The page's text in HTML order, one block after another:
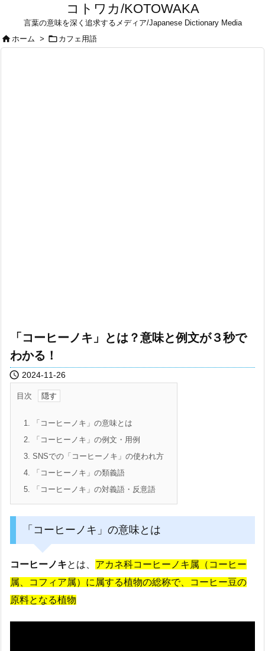
コトワカ/KOTOWAKA
言葉の意味を深く追求するメディア/Japanese Dictionary Media
ホーム >  カフェ用語
「コーヒーノキ」とは？意味と例文が３秒で
わかる！
 2024-11-26
目次
1. 「コーヒーノキ」の意味とは
2. 「コーヒーノキ」の例文・用例
3. SNSでの「コーヒーノキ」の使われ方
4. 「コーヒーノキ」の類義語
5. 「コーヒーノキ」の対義語・反意語
「コーヒーノキ」の意味とは
コーヒーノキとは、 アカネ科コーヒーノキ属（コーヒー
属、コフィア属）に属する植物の総称で、コーヒー豆の
原料となる植物